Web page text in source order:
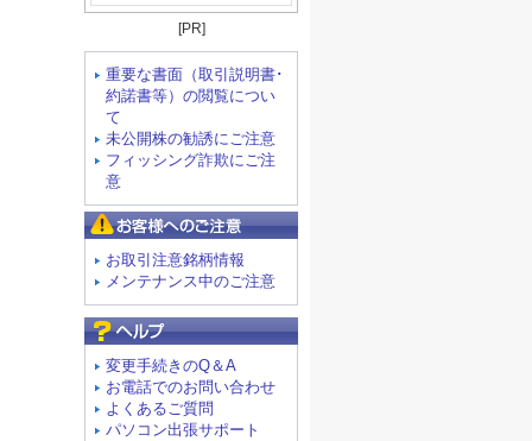
[PR]
重要な書面（取引説明書･
約諾書等）の閲覧につい
て
未公開株の勧誘にご注意
フィッシング詐欺にご注
意
お取引注意銘柄情報
メンテナンス中のご注意
変更手続きのQ＆A
お電話でのお問い合わせ
よくあるご質問
パソコン出張サポート